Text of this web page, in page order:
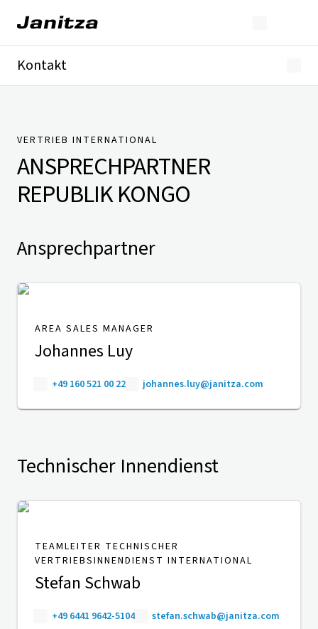
Kontakt
Presse
VERTRIEB INTERNATIONAL
ANSPRECHPARTNER
REPUBLIK KONGO
Ansprechpartner
AREA SALES MANAGER
Johannes Luy
+49 160 521 00 22 johannes.luy@janitza.com
Technischer Innendienst
TEAMLEITER TECHNISCHER
VERTRIEBSINNENDIENST INTERNATIONAL
Stefan Schwab
+49 6441 9642-5104 stefan.schwab@janitza.com